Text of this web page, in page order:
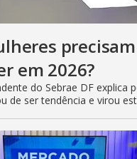
precisam
em 2026?
do Sebrae DF explica
de ser tendência e virou